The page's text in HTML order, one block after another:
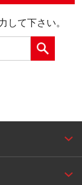
して下さい。